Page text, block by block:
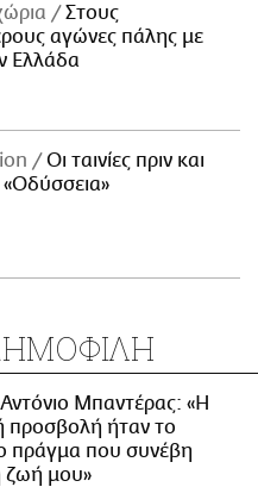
Στους
αγώνες πάλης με
Ελλάδα
Οι ταινίες πριν και
Μπαντέρας: «Η
προσβολή ήταν το
πράγμα που συνέβη
ζωή μου»